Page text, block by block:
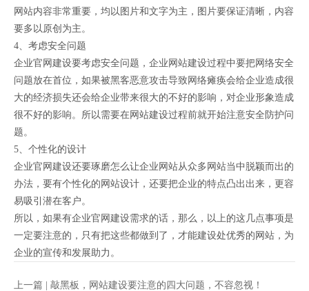
网站内容非常重要，均以图片和文字为主，图片要保证清晰，内容
要多以原创为主。
4、考虑安全问题
企业官网建设要考虑安全问题，企业网站建设过程中要把网络安全
问题放在首位，如果被黑客恶意攻击导致网络瘫痪会给企业造成很
大的经济损失还会给企业带来很大的不好的影响，对企业形象造成
很不好的影响。所以需要在网站建设过程前就开始注意安全防护问
题。
5、个性化的设计
企业官网建设还要琢磨怎么让企业网站从众多网站当中脱颖而出的
办法，要有个性化的网站设计，还要把企业的特点凸出出来，更容
易吸引潜在客户。
所以，如果有企业官网建设需求的话，那么，以上的这几点事项是
一定要注意的，只有把这些都做到了，才能建设处优秀的网站，为
企业的宣传和发展助力。
上一篇 | 敲黑板，网站建设要注意的四大问题，不容忽视！